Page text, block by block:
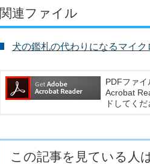
関連ファイル
犬の鑑札の代わりになるマイ
PDFファ
Acrobat
ドしてく
この記事を見ている人